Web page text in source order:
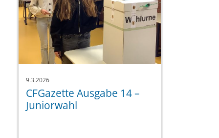
9.3.2026
CFGazette Ausgabe 14 –
Juniorwahl